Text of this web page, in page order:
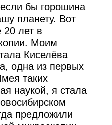
бы горошина
планету. Вот
20 лет в
Моим
Киселёва
одна из первых
таких
наукой, я стала
предложили